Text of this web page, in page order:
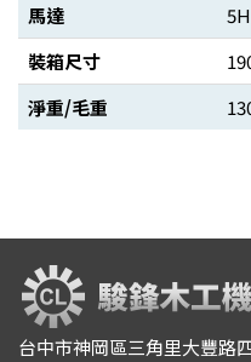
馬達
裝箱尺寸
淨重/毛重
台中市神岡區三角里大豐路